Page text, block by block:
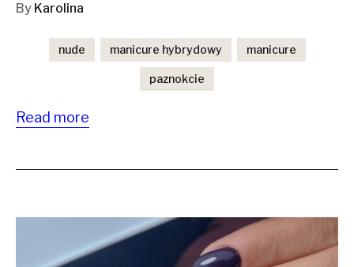
By Karolina
nude manicure hybrydowy manicure
paznokcie
Read more